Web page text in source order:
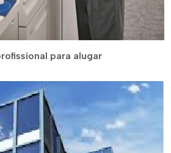
para alugar